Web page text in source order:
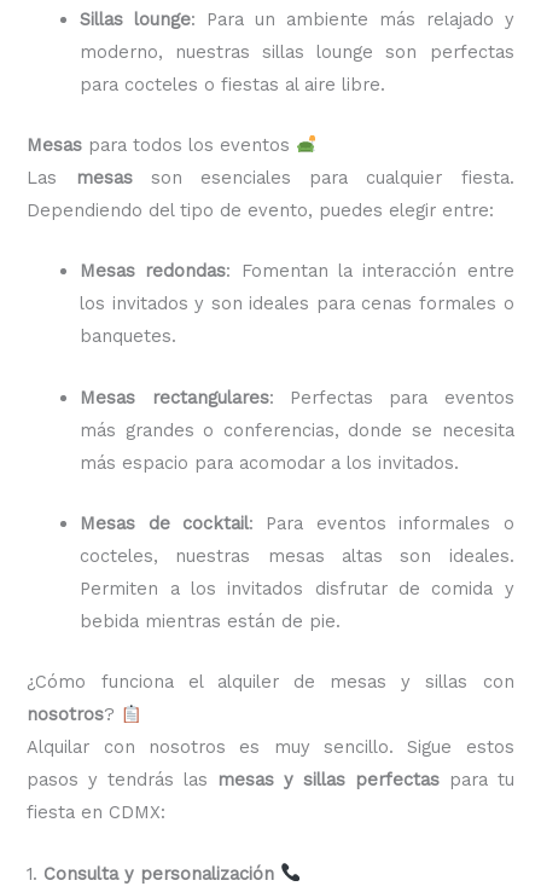
Sillas lounge: Para un ambiente más relajado y
moderno, nuestras sillas lounge son perfectas
para cocteles o fiestas al aire libre.
Mesas para todos los eventos
Las
mesasson esenciales para cualquier fiesta.
Dependiendo del tipo de evento, puedes elegir entre:
Mesas redondas: Fomentan la interacción entre
los invitados y son ideales para cenas formales o
banquetes.
Mesas rectangulares: Perfectas para eventos
más grandes o conferencias, donde se necesita
más espacio para acomodar a los invitados.
Mesas de cocktail: Para eventos informales o
cocteles, nuestras mesas altas son ideales.
Permiten a los invitados disfrutar de comida y
bebida mientras están de pie.
¿Cómo funciona el alquiler de mesas y sillas con
nosotros?
Alquilar con nosotros es muy sencillo. Sigue estos
pasos y tendrás las
mesas y sillas perfectaspara tu
fiesta en CDMX:
1. Consulta y personalización